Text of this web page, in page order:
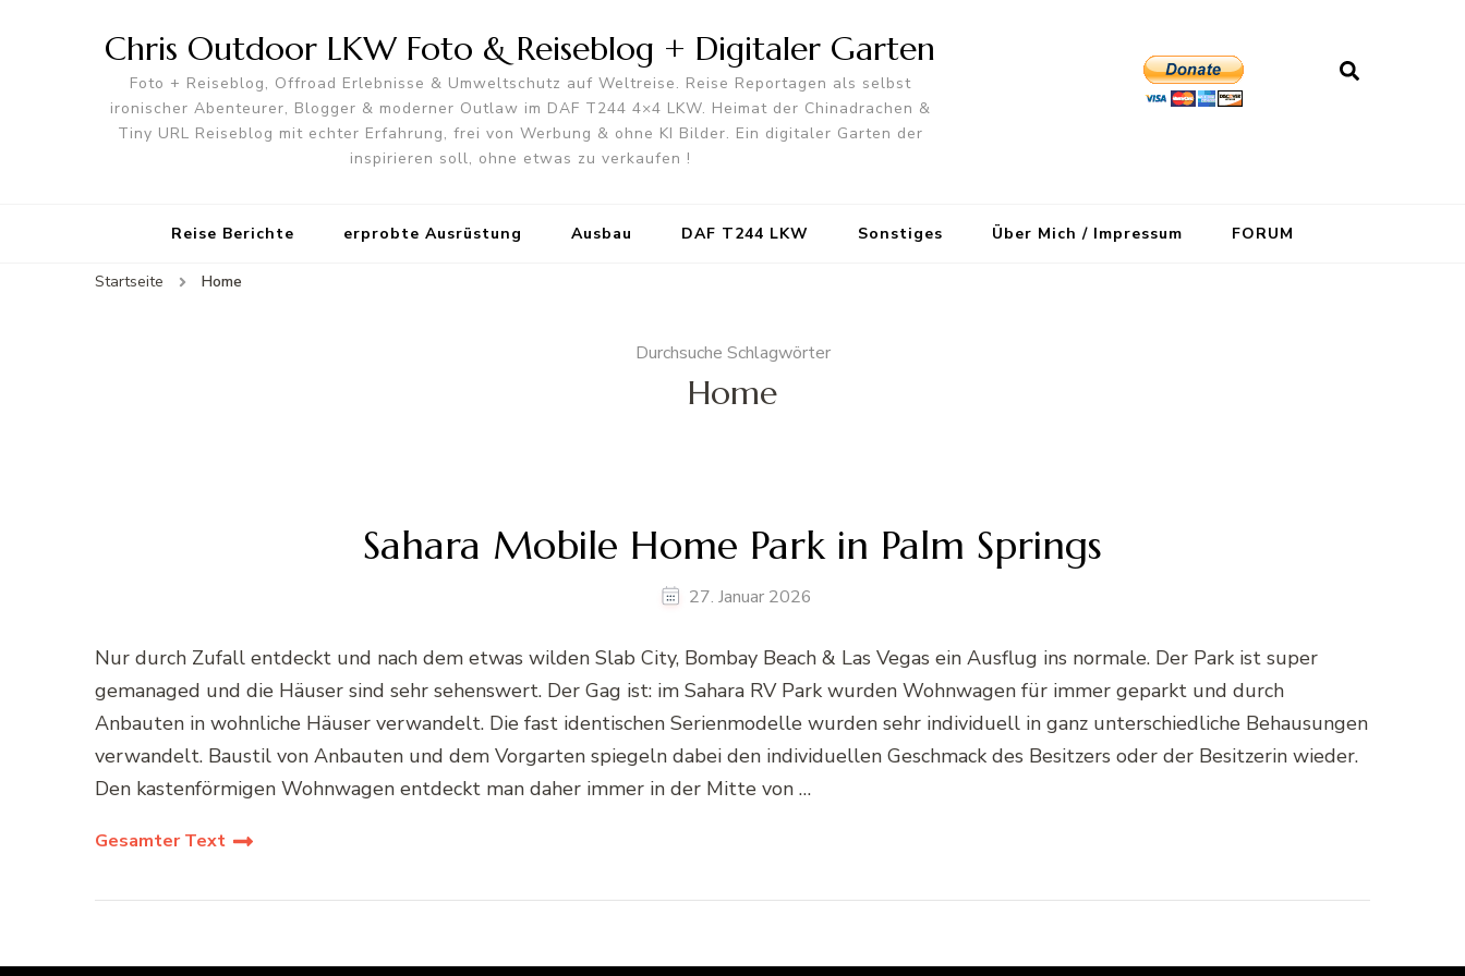
Chris Outdoor LKW Foto & Reiseblog + Digitaler Garten
Foto + Reiseblog, Offroad Erlebnisse & Umweltschutz auf Weltreise. Reise Reportagen als selbst
ironischer Abenteurer, Blogger & moderner Outlaw im DAF T244 4×4 LKW. Heimat der Chinadrachen &
Tiny URL Reiseblog mit echter Erfahrung, frei von Werbung & ohne KI Bilder. Ein digitaler Garten der
inspirieren soll, ohne etwas zu verkaufen !
Reise Berichte erprobte Ausrüstung Ausbau DAF T244 LKW Sonstiges Über Mich / Impressum FORUM
Startseite Home
Durchsuche Schlagwörter
Home
Sahara Mobile Home Park in Palm Springs
27. Januar 2026
Nur durch Zufall entdeckt und nach dem etwas wilden Slab City, Bombay Beach & Las Vegas ein Ausflug ins normale. Der Park ist super
gemanaged und die Häuser sind sehr sehenswert. Der Gag ist: im Sahara RV Park wurden Wohnwagen für immer geparkt und durch
Anbauten in wohnliche Häuser verwandelt. Die fast identischen Serienmodelle wurden sehr individuell in ganz unterschiedliche Behausungen
verwandelt. Baustil von Anbauten und dem Vorgarten spiegeln dabei den individuellen Geschmack des Besitzers oder der Besitzerin wieder.
Den kastenförmigen Wohnwagen entdeckt man daher immer in der Mitte von …
Gesamter Text